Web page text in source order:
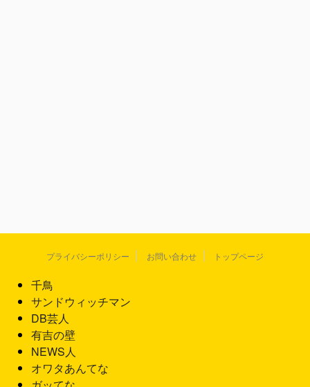
プライバシーポリシー お問い合わせ トップページ
千鳥
サンドウィッチマン
DB芸人
有吉の壁
NEWS人
オワタあんてな